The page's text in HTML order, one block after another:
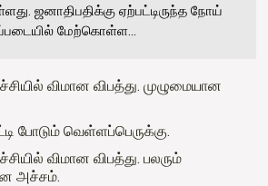
ஜனாதிபதிக்கு ஏற்பட்டிருந்த நோய்
மேற்கொள்ள...
விமான விபத்து. முழுமையான
போடும் வெள்ளப்பெருக்கு.
விமான விபத்து. பலரும்
அச்சம்.